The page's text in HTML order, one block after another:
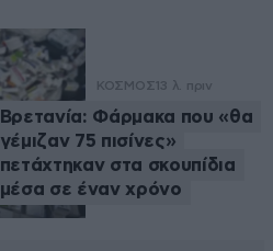
ΚΟΣΜΟΣ 13 λ. πριν
Βρετανία: Φάρμακα που «θα
γέμιζαν 75 πισίνες»
πετάχτηκαν στα σκουπίδια
μέσα σε έναν χρόνο